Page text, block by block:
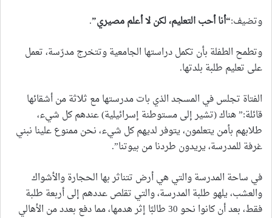
وتضيف:“أنا أحب التعليم، لكن لا أعلم مصيري”
.
وتطمح الطفلة بأن تكمل دراستها الجامعية وتتخرج مدرّسة، تعمل
على تعليم طلبة بلدتها.
الفتاة تجلس في المسجد الذي بات مدرستها مع ثلاثة من أشقائها
قائلة:” هناك (تشير إلى مستوطنة إسرائيلية) عندهم كل شيء،
طلابهم بأمن يتعلمون، يتوفر لديهم كل شيء، نحن ممنوع علينا نبني
غرفة للمدرسة، يريدون طردنا من بيوتنا”.
في ساحة المدرسة والتي هي أرض تتناثر بها الحجارة والأشواك
والعشب، يلهو طلبة المدرسة، والتي تقلص عددهم إلى أربعة طلبة
فقط، بعد أن كانوا نحو 30 طالبًا إثر هدمها، مما دفع بعدد من الأهالي